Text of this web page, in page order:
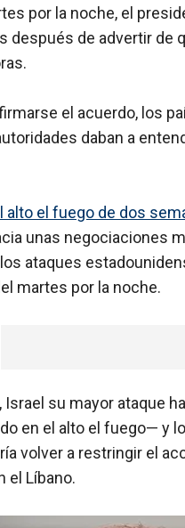
por la noche, el
después de advertir de
el acuerdo, los
daban a
alto el fuego de dos
unas negociaciones
ataques
martes por la noche.
su mayor ataque
en el alto el fuego— y
volver a restringir el
el Líbano.